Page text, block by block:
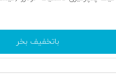
باتخفیف بخر